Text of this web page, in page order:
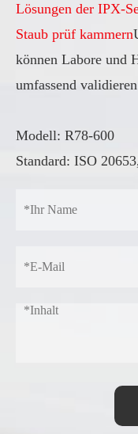
Lösungen der IPX-
Staub prüf kammern
können Labore und
umfassend
Modell: R78-600
Standard: ISO